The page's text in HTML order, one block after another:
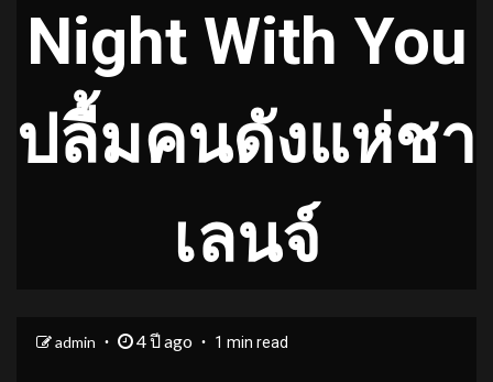
Night With You
ปลื้มคนดังแห่ชา
เลนจ์
admin 4 ปี ago 1 min read